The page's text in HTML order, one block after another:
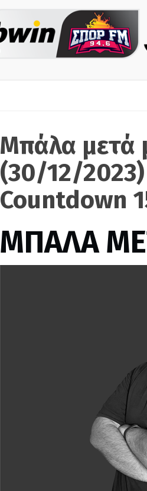
Μπάλα μετά
(30/12/
Countdown
ΜΠΑΛΑ